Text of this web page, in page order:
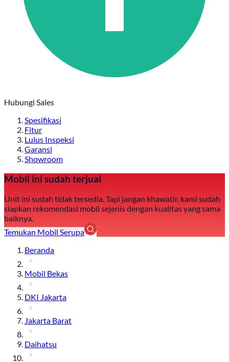
Hubungi Sales
Spesifikasi
Fitur
Lulus Inspeksi
Garansi
Showroom
Mobil ini sudah terjual
Unit ini sudah tidak tersedia. Tapi jangan khawatir, kami sudah
siapkan rekomendasi mobil sejenis dengan kualitas yang sama
baiknya.
Temukan Mobil Serupa
Beranda
Mobil Bekas
DKI Jakarta
Jakarta Barat
Daihatsu